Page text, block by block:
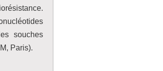
souches
Paris).